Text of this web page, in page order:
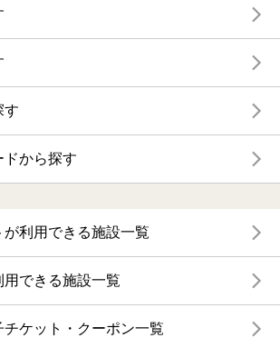
す
ドから探す
が利用できる施設一覧
用できる施設一覧
チケット・クーポン一覧